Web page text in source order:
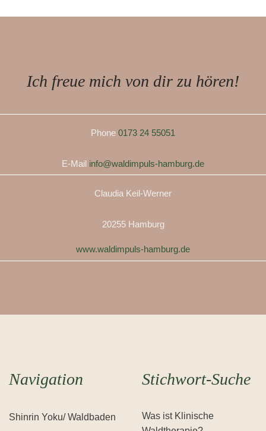
Ich freue mich von dir zu hören!
Phone 0173 24 55051
E-Mail info@waldimpuls-hamburg.de
Claudia Keil-Werner
20255 Hamburg
www.waldimpuls-hamburg.de
Navigation
Shinrin Yoku/ Waldbaden
Stichwort-Suche
Was ist Klinische